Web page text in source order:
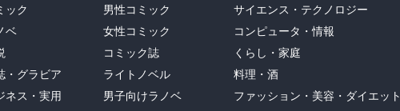
どの「書」単位のジャンプはできるが、それよりも細かい単位である
る普通の電子書籍であるからだ。
プしてめくっていたら
うだろう。よって教会では使えない(苦笑)
和感のないデザインであるだけに、ちょっと残念。
で関係ないが（笑）
ことを得ん。
とを得ん。
け謗り汝らの名を悪しとして棄てなば、汝ら幸福なり。その日には、喜
り、彼らの先祖が預言者たちに為ししも、斯くありき。
ック
ベ
・グラビア
ネス・実用
男性コミック
女性コミック
コミック誌
ライトノベル
男子向けラノベ
サイエンス・テクノロジー
コンピュータ・情報
くらし・家庭
料理・酒
ファッション・美容・ダイエット